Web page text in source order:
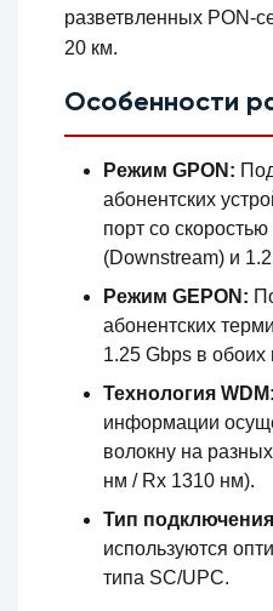
разветвленных PON-
20 км.
Особенности
Режим GPON:
абонентских
порт со
(Downstream) и
Режим GEPON:
абонентских
1.25 Gbps в обоих
Технология WDM:
информации
волокну на
нм / Rx 1310 нм).
Тип
используются
типа SC/UPC.